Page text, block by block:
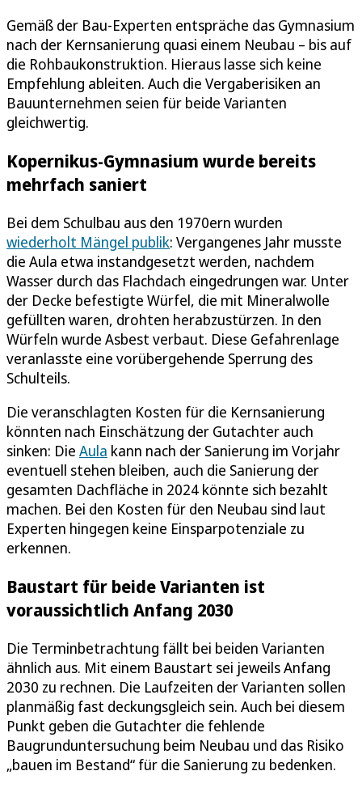
Gemäß der Bau-Experten entspräche das Gymnasium
nach der Kernsanierung quasi einem Neubau – bis auf
die Rohbaukonstruktion. Hieraus lasse sich keine
Empfehlung ableiten. Auch die Vergaberisiken an
Bauunternehmen seien für beide Varianten
gleichwertig.
Kopernikus-Gymnasium wurde bereits
mehrfach saniert
Bei dem Schulbau aus den 1970ern wurden
wiederholt Mängel publik: Vergangenes Jahr musste
die Aula etwa instandgesetzt werden, nachdem
Wasser durch das Flachdach eingedrungen war. Unter
der Decke befestigte Würfel, die mit Mineralwolle
gefüllten waren, drohten herabzustürzen. In den
Würfeln wurde Asbest verbaut. Diese Gefahrenlage
veranlasste eine vorübergehende Sperrung des
Schulteils.
Die veranschlagten Kosten für die Kernsanierung
könnten nach Einschätzung der Gutachter auch
sinken: Die Aula kann nach der Sanierung im Vorjahr
eventuell stehen bleiben, auch die Sanierung der
gesamten Dachfläche in 2024 könnte sich bezahlt
machen. Bei den Kosten für den Neubau sind laut
Experten hingegen keine Einsparpotenziale zu
erkennen.
Baustart für beide Varianten ist
voraussichtlich Anfang 2030
Die Terminbetrachtung fällt bei beiden Varianten
ähnlich aus. Mit einem Baustart sei jeweils Anfang
2030 zu rechnen. Die Laufzeiten der Varianten sollen
planmäßig fast deckungsgleich sein. Auch bei diesem
Punkt geben die Gutachter die fehlende
Baugrunduntersuchung beim Neubau und das Risiko
„bauen im Bestand“ für die Sanierung zu bedenken.